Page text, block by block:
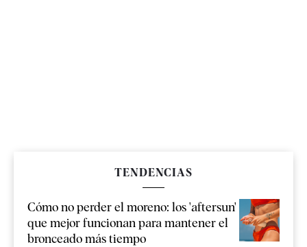
TENDENCIAS
Cómo no perder el moreno: los 'aftersun'
que mejor funcionan para mantener el
bronceado más tiempo